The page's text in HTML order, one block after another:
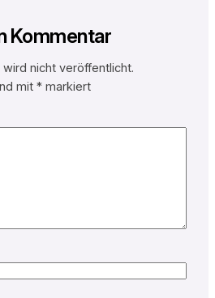
Kommentar
nicht veröffentlicht.
mit *markiert